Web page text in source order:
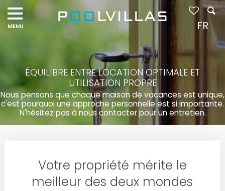
ÉQUILIBRE ENTRE LOCATION OPTIMALE ET
UTILISATION PROPRE
Nous pensons que chaque maison de vacances est unique,
c'est pourquoi une approche personnelle est si importante.
N'hésitez pas à nous contacter pour un entretien.
Votre propriété mérite le
meilleur des deux mondes
FR